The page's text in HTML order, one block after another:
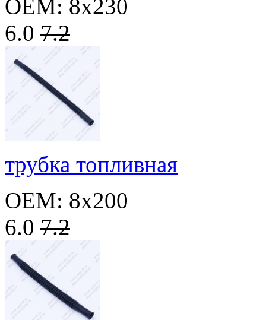
OEM: 8x230
6.0 7.2
трубка топливная
OEM: 8x200
6.0 7.2